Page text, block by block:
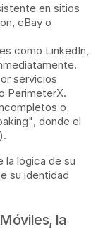
en sitios
eBay o
como LinkedIn,
servicios
PerimeterX.
o
donde el
la lógica de su
su identidad
la